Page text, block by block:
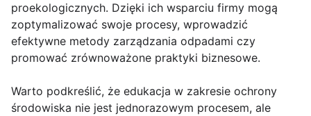
proekologicznych. Dzięki ich wsparciu firmy mogą
zoptymalizować swoje procesy, wprowadzić
efektywne metody zarządzania odpadami czy
promować zrównoważone praktyki biznesowe.
Warto podkreślić, że edukacja w zakresie ochrony
środowiska nie jest jednorazowym procesem, ale